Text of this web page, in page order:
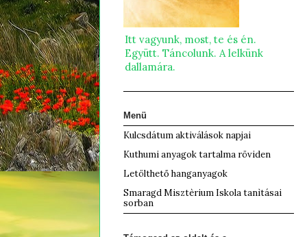
Itt vagyunk, most, te és én.
Együtt. Táncolunk. A lelkünk
dallamára.
Menü
Kulcsdátum aktiválások napjai
Kuthumi anyagok tartalma röviden
Letölthető hanganyagok
Smaragd Misztèrium Iskola tanìtásai
sorban